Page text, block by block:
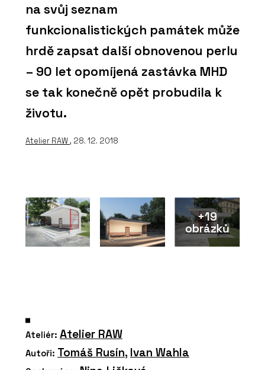
na svůj seznam
funkcionalistických památek může
hrdě zapsat další obnovenou perlu
– 90 let opomíjená zastávka MHD
se tak konečně opět probudila k
životu.
Atelier RAW, 28. 12. 2018
+19
obrázků
Ateliér: Atelier RAW
Autoři: Tomáš Rusín, Ivan Wahla